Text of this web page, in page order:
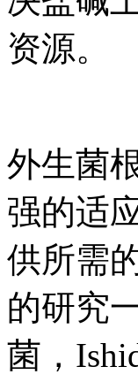
资源。
外生菌
强的适
供所需
的研究
菌，